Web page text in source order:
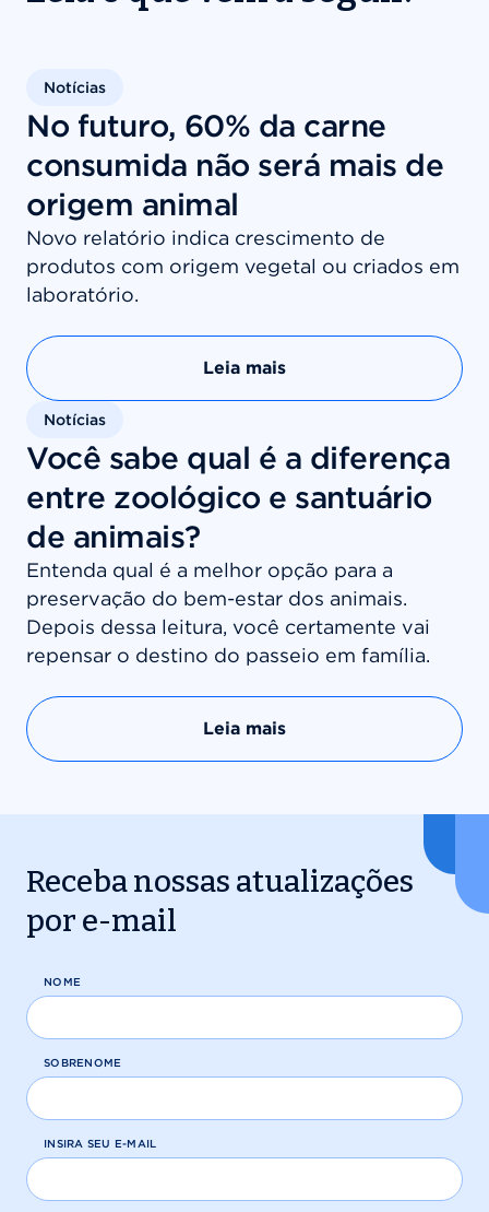
Notícias
No futuro, 60% da carne
consumida não será mais de
origem animal
Novo relatório indica crescimento de
produtos com origem vegetal ou criados em
laboratório.
Leia mais
Notícias
Você sabe qual é a diferença
entre zoológico e santuário
de animais?
Entenda qual é a melhor opção para a
preservação do bem-estar dos animais.
Depois dessa leitura, você certamente vai
repensar o destino do passeio em família.
Leia mais
Receba nossas atualizações
por e-mail